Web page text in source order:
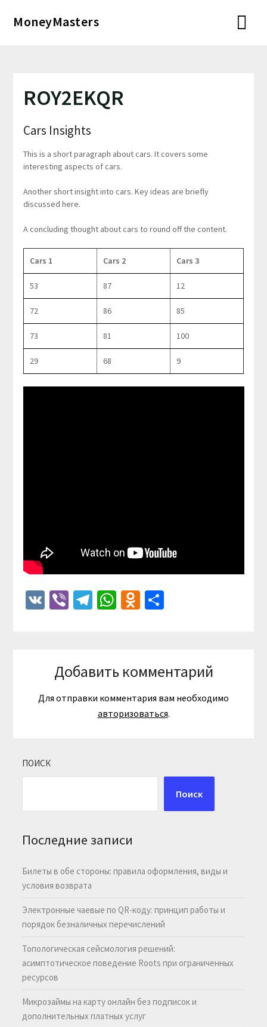
MoneyMasters
ROY2EKQR
Cars Insights
This is a short paragraph about cars. It covers some
interesting aspects of cars.
Another short insight into cars. Key ideas are briefly
discussed here.
A concluding thought about cars to round off the content.
Cars 1 Cars 2 Cars 3
53 87 12
72 86 85
73 81 100
29 68 9
VKViberTelegram
WhatsApp
Odnoklassniki
Отправить
Добавить комментарий
Для отправки комментария вам необходимо
авторизоваться.
ПОИСК
Поиск
Последние записи
Билеты в обе стороны: правила оформления, виды и
условия возврата
Электронные чаевые по QR-коду: принцип работы и
порядок безналичных перечислений
Топологическая сейсмология решений:
асимптотическое поведение Roots при ограниченных
ресурсов
Микрозаймы на карту онлайн без подписок и
дополнительных платных услуг